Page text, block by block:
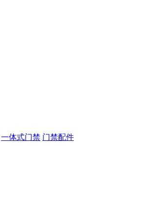
一体式门禁 门禁配件